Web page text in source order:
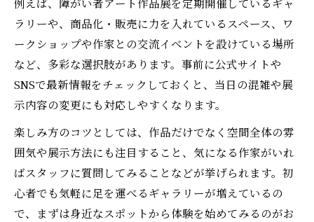
障がい者アート鑑賞を深めるためのポイン
ト
障がい者アート応援の実践方法と支援の流
れ
障がい者アートへの共感とファンになるプ
障がい者アート作品展を通じた応援の多様
な形
障がい者アートの購入や寄付でできる支援
方法
ラリーや、商品化・販売に力を入れているスペース、ワ
ークショップや作家との交流イベントを設けている場所
など、多彩な選択肢があります。事前に公式サイトや
SNSで最新情報をチェックしておくと、当日の混雑や展
示内容の変更にも対応しやすくなります。
楽しみ方のコツとしては、作品だけでなく空間全体の雰
囲気や展示方法にも注目すること、気になる作家がいれ
ばスタッフに質問してみることなどが挙げられます。初
心者でも気軽に足を運べるギャラリーが増えているの
で、まずは身近なスポットから体験を始めてみるのがお